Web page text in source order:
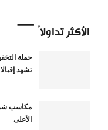
الأكثر تداولاً
حملة
تشهد
مكاسب
الأعلى